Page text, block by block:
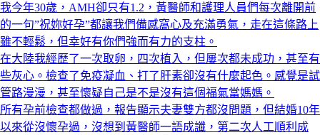
我今年30歲，AMH卻只有1.2，黃醫師和護理人員們每次離開前
的一句”祝妳好孕”都讓我們備感窩心及充滿勇氣，走在這條路上
雖不輕鬆，但幸好有你們強而有力的支柱。
在大陸我經歷了一次取卵，四次植入，但屢次都未成功，甚至有
些灰心。檢查了免疫凝血、打了肝素卻沒有什麼起色。感覺是試
管路漫漫，甚至懷疑自己是不是沒有這個福氣當媽媽。
所有孕前檢查都做過，報告顯示夫妻雙方都沒問題，但結婚10年
以來從沒懷孕過，沒想到黃醫師一語成讖，第二次人工順利成